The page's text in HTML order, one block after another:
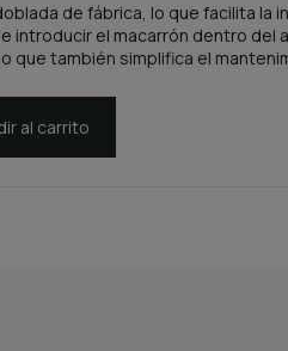
de fábrica, lo que facilita la
introducir el macarrón dentro del
que también simplifica el
al carrito